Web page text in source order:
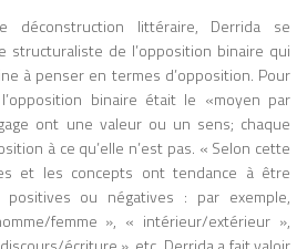
déconstruction littéraire, Derrida se
structuraliste de l’opposition binaire qui
à penser en termes d’opposition. Pour
binaire était le «moyen par
ont une valeur ou un sens; chaque
à ce qu’elle n’est pas. « Selon cette
et les concepts ont tendance à être
ou négatives : par exemple,
femme », « intérieur/extérieur »,
et de la communication. La Galaxie
Gutenberg : une ouvre phare La Galaxie
Gutenberg (The Gutenberg Galaxy, 1962)
est l’un des ouvrages majeurs de Marshall
McLuhan, dans lequel il analyse l’impact
de l’imprimerie sur la culture, la pensée et
la société occidentale. Dans ce livre,
McLuhan développe l’idée que chaque
technologie de communication transforme